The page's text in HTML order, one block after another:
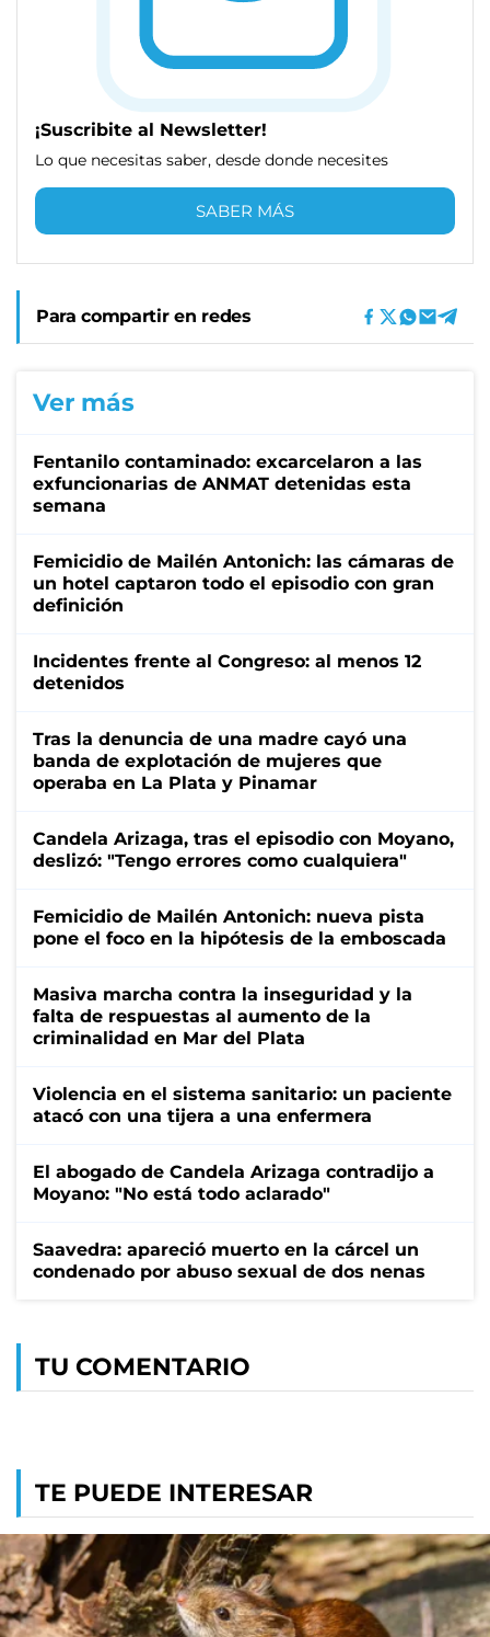
¡Suscribite al Newsletter!
Lo que necesitas saber, desde donde necesites
SABER MÁS
Para compartir en redes
Ver más
Fentanilo contaminado: excarcelaron a las
exfuncionarias de ANMAT detenidas esta
semana
Femicidio de Mailén Antonich: las cámaras de
un hotel captaron todo el episodio con gran
definición
Incidentes frente al Congreso: al menos 12
detenidos
Tras la denuncia de una madre cayó una
banda de explotación de mujeres que
operaba en La Plata y Pinamar
Candela Arizaga, tras el episodio con Moyano,
deslizó: "Tengo errores como cualquiera"
Femicidio de Mailén Antonich: nueva pista
pone el foco en la hipótesis de la emboscada
Masiva marcha contra la inseguridad y la
falta de respuestas al aumento de la
criminalidad en Mar del Plata
Violencia en el sistema sanitario: un paciente
atacó con una tijera a una enfermera
El abogado de Candela Arizaga contradijo a
Moyano: "No está todo aclarado"
Saavedra: apareció muerto en la cárcel un
condenado por abuso sexual de dos nenas
TU COMENTARIO
TE PUEDE INTERESAR